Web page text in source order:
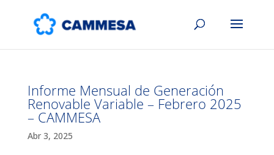
Informe Mensual de Generación
Renovable Variable – Febrero 2025
– CAMMESA
Abr 3, 2025